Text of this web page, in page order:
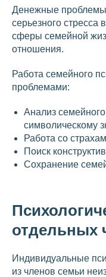
Денежные проблемы
серьезного
сферы семейной
отношения.
Работа семейного
проблемами:
Анализ
символическому
Работа со
Поиск
Сохранение
отдельных
Индивидуальные
из членов семьи